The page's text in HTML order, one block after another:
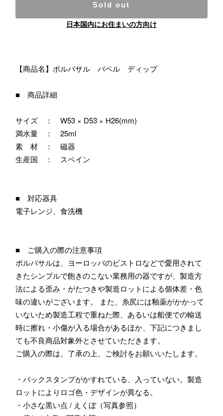
Sold out
日本国内にお住まいの方向け
【商品名】ポルバサル バベル ディップ
■ 商品詳細
サイズ ： W53 × D53 × H26(mm)
満水量 ： 25ml
素 材 ： 磁器
生産国 ： スペイン
■ 対応器具
電子レンジ、食洗機
■ ご購入の際の注意事項
ポルバサルは、ヨーロッパのビストロなどで愛用されて
きたシンプルで飽きのこない業務用の器ですが、製造方
法による歪み・がたつきや製造ロットによる個体差・色
味の違いがございます。 また、糸尻には釉薬がかかって
いないため製造工程で重ねた際、あるいは船便での輸送
時に擦れ・小傷が入る場合があるほか、下記につきまし
ても不良商品対象外とさせていただきます。
ご購入の際は、了承の上、ご検討をお願いいたします。
・バックスタンプがかすれている、入っていない。製造
ロットによりロゴ色・デザインが異なる。
・小さな黒い点 / えくぼ（写真参照）